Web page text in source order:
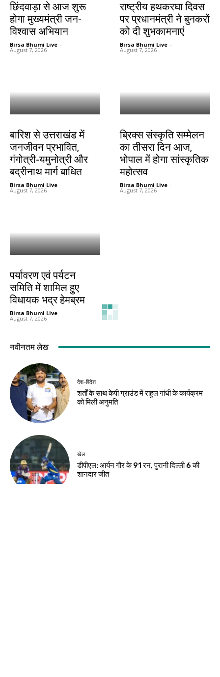
छिंदवाड़ा से आज शुरू
होगा मुख्यमंत्री जन-
विश्वास अभियान
Birsa Bhumi Live -
August 7, 2026
राष्ट्रीय हथकरघा दिवस
पर प्रधानमंत्री ने बुनकरों
को दी शुभकामनाएं
Birsa Bhumi Live -
August 7, 2026
बारिश से उत्तराखंड में
जनजीवन प्रभावित,
गंगोत्री-यमुनोत्री और
बद्रीनाथ मार्ग बाधित
Birsa Bhumi Live -
August 7, 2026
ब्रिक्स संस्कृति सम्मेलन
का तीसरा दिन आज,
भोपाल में होगा सांस्कृतिक
महोत्सव
Birsa Bhumi Live -
August 7, 2026
पर्यावरण एवं पर्यटन
समिति में शामिल हुए
विधायक भद्र हेमब्रम
Birsa Bhumi Live -
August 7, 2026
नवीनतम लेख
देश-विदेश
शर्तों के साथ केपी ग्राउंड में राहुल गांधी के कार्यक्रम
को मिली अनुमति
खेल
डीपीएल: आर्यन गौर के 91 रन, पुरानी दिल्ली 6 की
शानदार जीत